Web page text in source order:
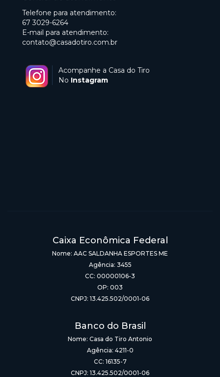
Telefone para atendimento:
67 3029-6264
E-mail para atendimento:
contato@casadotiro.com.br
Acompanhe a Casa do Tiro
No Instagram
Caixa Econômica Federal
Nome: AAC SALDANHA ESPORTES ME
Agência: 3455
CC: 00000106-3
OP: 003
CNPJ: 13.425.502/0001-06
Banco do Brasil
Nome: Casa do Tiro Antonio
Agência: 4211-0
CC: 16135-7
CNPJ: 13.425.502/0001-06